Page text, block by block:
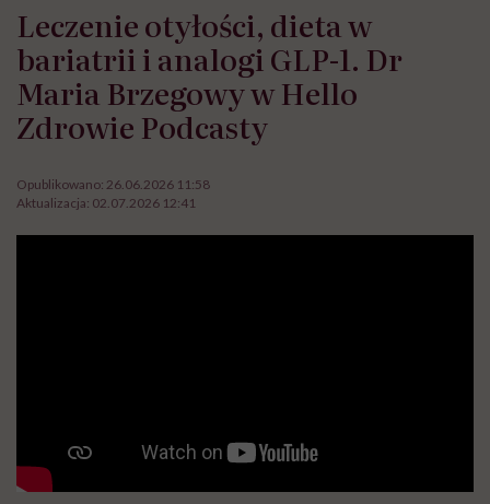
Leczenie otyłości, dieta w
bariatrii i analogi GLP-1. Dr
Maria Brzegowy w Hello
Zdrowie Podcasty
Opublikowano: 26.06.2026 11:58
Aktualizacja: 02.07.2026 12:41